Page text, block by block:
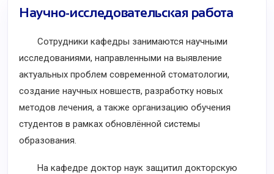
Научно-исследовательская работа
Сотрудники кафедры занимаются научными
исследованиями, направленными на выявление
актуальных проблем современной стоматологии,
создание научных новшеств, разработку новых
методов лечения, а также организацию обучения
студентов в рамках обновлённой системы
образования.
На кафедре доктор наук защитил докторскую